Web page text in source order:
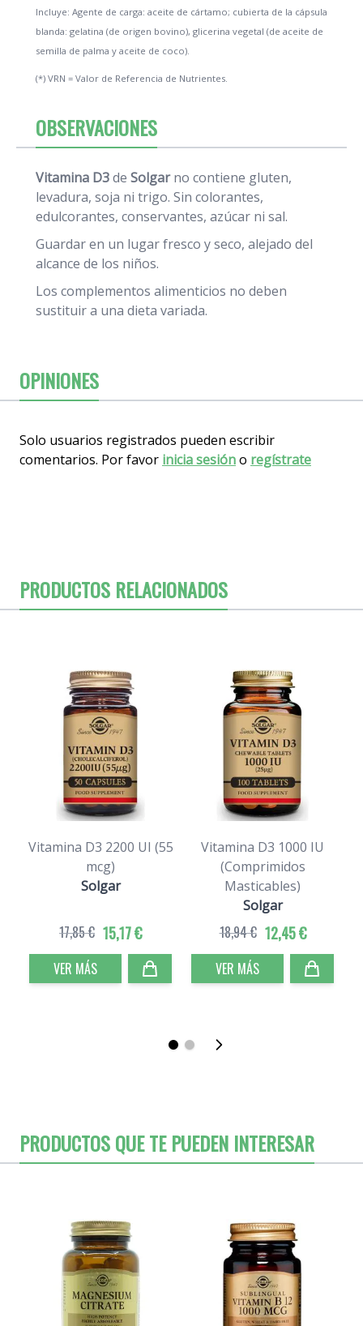
Incluye: Agente de carga: aceite de cártamo; cubierta de la cápsula
blanda: gelatina (de origen bovino), glicerina vegetal (de aceite de
semilla de palma y aceite de coco).
(*) VRN = Valor de Referencia de Nutrientes.
OBSERVACIONES
Vitamina D3de Solgarno contiene gluten,
levadura, soja ni trigo. Sin colorantes,
edulcorantes, conservantes, azúcar ni sal.
Guardar en un lugar fresco y seco, alejado del
alcance de los niños.
Los complementos alimenticios no deben
sustituir a una dieta variada.
OPINIONES
Solo usuarios registrados pueden escribir
comentarios. Por favor inicia sesióno regístrate
PRODUCTOS RELACIONADOS
Vitamina D3 2200 UI (55
mcg)
Solgar
15,17 €
17,85 €
VER MÁS
Vitamina D3 1000 IU
(Comprimidos
Masticables)
Solgar
12,45 €
18,94 €
VER MÁS
PRODUCTOS QUE TE PUEDEN INTERESAR